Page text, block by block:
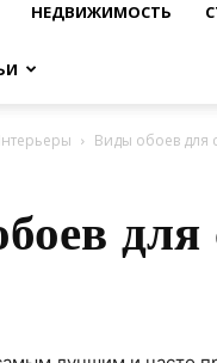
НЕДВИЖИМОСТЬ
Виды обоев для
для